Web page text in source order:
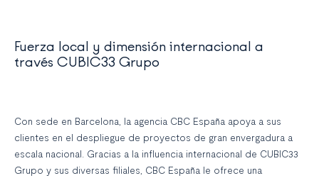
Fuerza local y dimensión internacional a
través CUBIC33 Grupo
Con sede en Barcelona, la agencia CBC España apoya a sus
clientes en el despliegue de proyectos de gran envergadura a
escala nacional. Gracias a la influencia internacional de CUBIC33
Grupo y sus diversas filiales, CBC España le ofrece una